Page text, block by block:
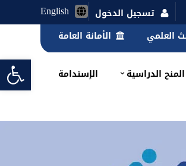
English
تسجيل الدخول
العلمي الأمانة العامة
المنح الدراسية الإستدامة